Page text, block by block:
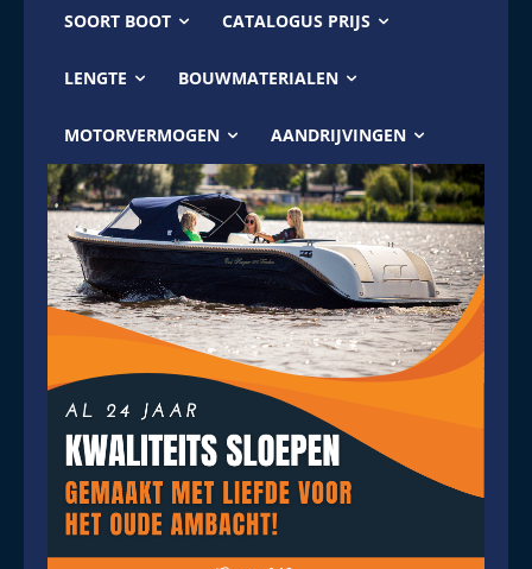
SOORT BOOT CATALOGUS PRIJS
LENGTE BOUWMATERIALEN
MOTORVERMOGEN AANDRIJVINGEN